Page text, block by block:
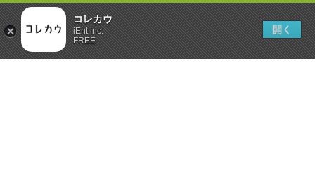
コレカウ
iEnt inc.
FREE
開く